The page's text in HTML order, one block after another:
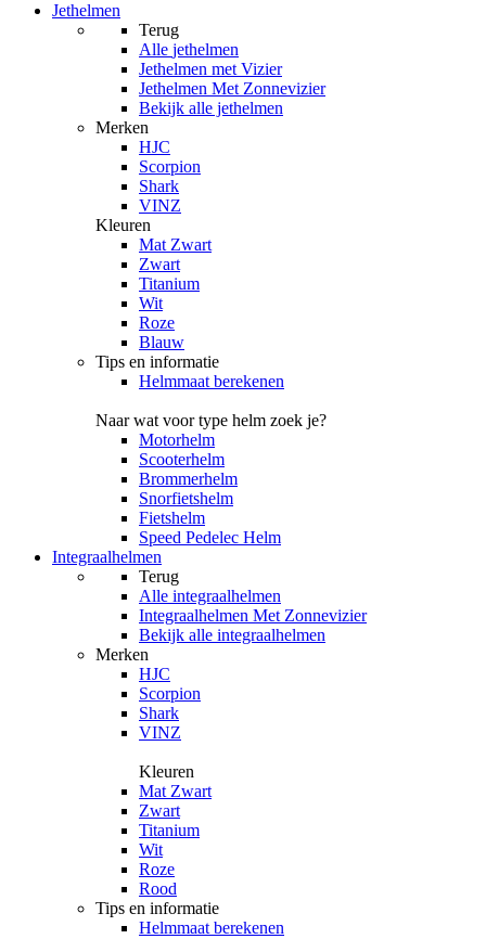
Jethelmen
Terug
Alle jethelmen
Jethelmen met Vizier
Jethelmen Met Zonnevizier
Bekijk alle jethelmen
Merken
HJC
Scorpion
Shark
VINZ
Kleuren
Mat Zwart
Zwart
Titanium
Wit
Roze
Blauw
Tips en informatie
Helmmaat berekenen
Naar wat voor type helm zoek je?
Motorhelm
Scooterhelm
Brommerhelm
Snorfietshelm
Fietshelm
Speed Pedelec Helm
Integraalhelmen
Terug
Alle integraalhelmen
Integraalhelmen Met Zonnevizier
Bekijk alle integraalhelmen
Merken
HJC
Scorpion
Shark
VINZ
Kleuren
Mat Zwart
Zwart
Titanium
Wit
Roze
Rood
Tips en informatie
Helmmaat berekenen